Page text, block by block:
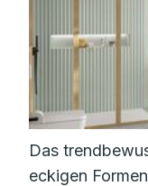
Das
eckigen